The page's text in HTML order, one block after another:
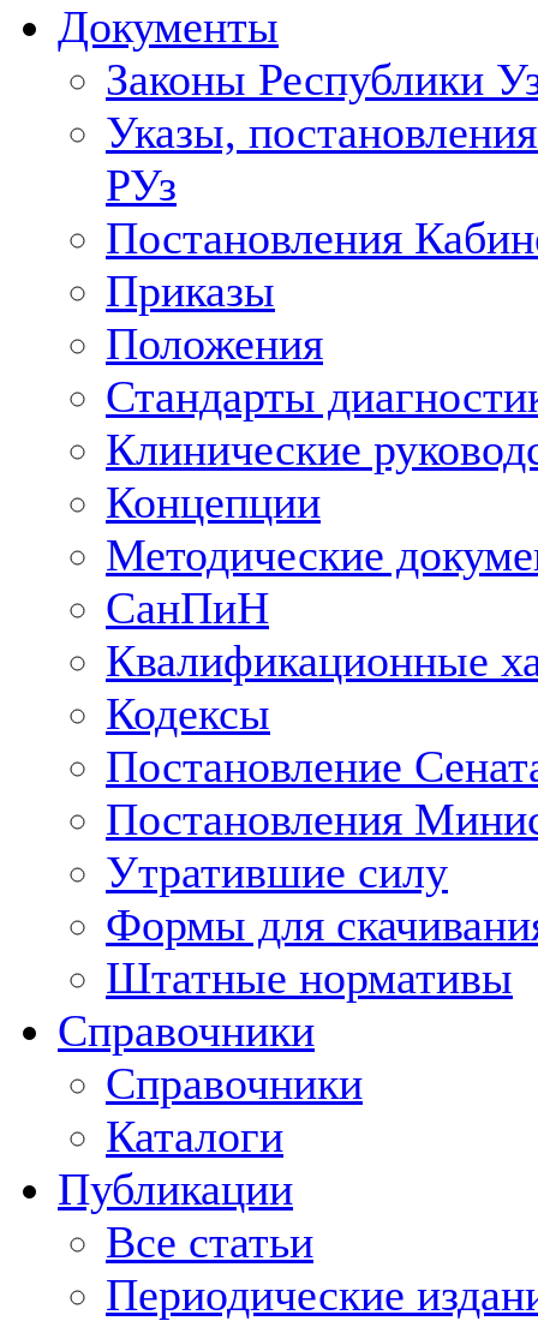
Документы
Законы Республики
Указы,
РУз
Постановления
Приказы
Положения
Стандарты
Клинические
Концепции
Методические
СанПиН
Квалификационные
Кодексы
Постановление
Постановления
Утратившие силу
Формы для
Штатные нормативы
Справочники
Справочники
Каталоги
Публикации
Все статьи
Периодические